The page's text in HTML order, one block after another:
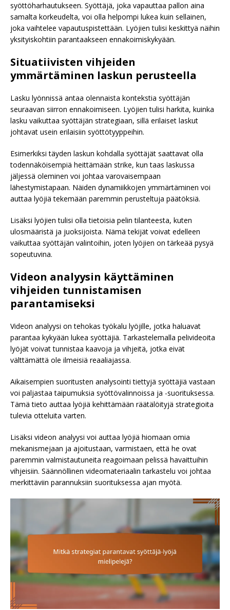
syöttöharhautukseen. Syöttäjä, joka vapauttaa pallon aina
samalta korkeudelta, voi olla helpompi lukea kuin sellainen,
joka vaihtelee vapautuspistettään. Lyöjien tulisi keskittyä näihin
yksityiskohtiin parantaakseen ennakoimiskykyään.
Situatiivisten vihjeiden
ymmärtäminen laskun perusteella
Lasku lyönnissä antaa olennaista kontekstia syöttäjän
seuraavan siirron ennakoimiseen. Lyöjien tulisi harkita, kuinka
lasku vaikuttaa syöttäjän strategiaan, sillä erilaiset laskut
johtavat usein erilaisiin syöttötyyppeihin.
Esimerkiksi täyden laskun kohdalla syöttäjät saattavat olla
todennäköisempiä heittämään strike, kun taas laskussa
jäljessä oleminen voi johtaa varovaisempaan
lähestymistapaan. Näiden dynamiikkojen ymmärtäminen voi
auttaa lyöjiä tekemään paremmin perusteltuja päätöksiä.
Lisäksi lyöjien tulisi olla tietoisia pelin tilanteesta, kuten
ulosmääristä ja juoksijoista. Nämä tekijät voivat edelleen
vaikuttaa syöttäjän valintoihin, joten lyöjien on tärkeää pysyä
sopeutuvina.
Videon analyysin käyttäminen
vihjeiden tunnistamisen
parantamiseksi
Videon analyysi on tehokas työkalu lyöjille, jotka haluavat
parantaa kykyään lukea syöttäjiä. Tarkastelemalla pelivideoita
lyöjät voivat tunnistaa kaavoja ja vihjeitä, jotka eivät
välttämättä ole ilmeisiä reaaliajassa.
Aikaisempien suoritusten analysointi tiettyjä syöttäjiä vastaan
voi paljastaa taipumuksia syöttövalinnoissa ja -suorituksessa.
Tämä tieto auttaa lyöjiä kehittämään räätälöityjä strategioita
tulevia otteluita varten.
Lisäksi videon analyysi voi auttaa lyöjiä hiomaan omia
mekanismejaan ja ajoitustaan, varmistaen, että he ovat
paremmin valmistautuneita reagoimaan pelissä havaittuihin
vihjeisiin. Säännöllinen videomateriaalin tarkastelu voi johtaa
merkittäviin parannuksiin suorituksessa ajan myötä.